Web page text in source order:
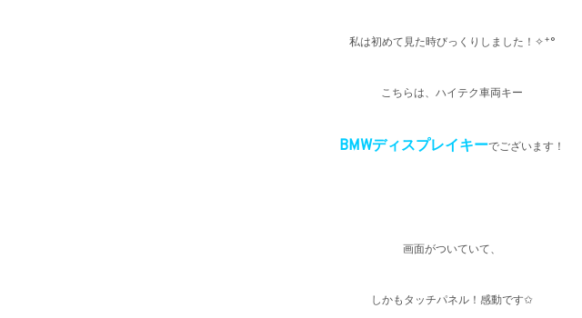
私は初めて見た時びっくりしました！✧˖°
こちらは、ハイテク車両キー
BMWディスプレイキーでございます！
画面がついていて、
しかもタッチパネル！感動です✩